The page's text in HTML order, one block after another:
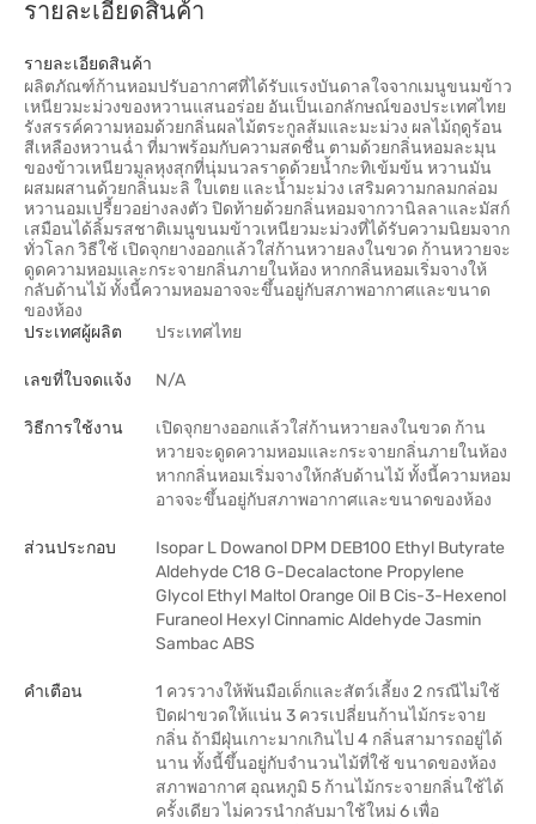
รายละเอียดสินค้า
รายละเอียดสินค้า
ผลิตภัณฑ์ก้านหอมปรับอากาศที่ได้รับแรงบันดาลใจจากเมนูขนมข้าว
เหนียวมะม่วงของหวานแสนอร่อย อันเป็นเอกลักษณ์ของประเทศไทย
รังสรรค์ความหอมด้วยกลิ่นผลไม้ตระกูลส้มและมะม่วง ผลไม้ฤดูร้อน
สีเหลืองหวานฉ่ำ ที่มาพร้อมกับความสดชื่น ตามด้วยกลิ่นหอมละมุน
ของข้าวเหนียวมูลหุงสุกที่นุ่มนวลราดด้วยน้ำกะทิเข้มข้น หวานมัน
ผสมผสานด้วยกลิ่นมะลิ ใบเตย และน้ำมะม่วง เสริมความกลมกล่อม
หวานอมเปรี้ยวอย่างลงตัว ปิดท้ายด้วยกลิ่นหอมจากวานิลลาและมัสก์
เสมือนได้ลิ้มรสชาติเมนูขนมข้าวเหนียวมะม่วงที่ได้รับความนิยมจาก
ทั่วโลก วิธีใช้ เปิดจุกยางออกแล้วใส่ก้านหวายลงในขวด ก้านหวายจะ
ดูดความหอมและกระจายกลิ่นภายในห้อง หากกลิ่นหอมเริ่มจางให้
กลับด้านไม้ ทั้งนี้ความหอมอาจจะขึ้นอยู่กับสภาพอากาศและขนาด
ของห้อง
ประเทศผู้ผลิต
ประเทศไทย
เลขที่ใบจดแจ้ง N/A
วิธีการใช้งาน
เปิดจุกยางออกแล้วใส่ก้านหวายลงในขวด ก้าน
หวายจะดูดความหอมและกระจายกลิ่นภายในห้อง
หากกลิ่นหอมเริ่มจางให้กลับด้านไม้ ทั้งนี้ความหอม
อาจจะขึ้นอยู่กับสภาพอากาศและขนาดของห้อง
ส่วนประกอบ
Isopar L Dowanol DPM DEB100 Ethyl Butyrate
Aldehyde C18 G-Decalactone Propylene
Glycol Ethyl Maltol Orange Oil B Cis-3-Hexenol
Furaneol Hexyl Cinnamic Aldehyde Jasmin
Sambac ABS
คำเตือน
1 ควรวางให้พ้นมือเด็กและสัตว์เลี้ยง 2 กรณีไม่ใช้
ปิดฝาขวดให้แน่น 3 ควรเปลี่ยนก้านไม้กระจาย
กลิ่น ถ้ามีฝุ่นเกาะมากเกินไป 4 กลิ่นสามารถอยู่ได้
นาน ทั้งนี้ขึ้นอยู่กับจำนวนไม้ที่ใช้ ขนาดของห้อง
สภาพอากาศ อุณหภูมิ 5 ก้านไม้กระจายกลิ่นใช้ได้
ครั้งเดียว ไม่ควรนำกลับมาใช้ใหม่ 6 เพื่อ